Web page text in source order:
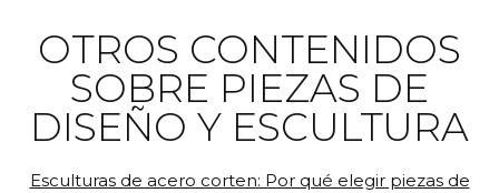
OTROS CONTENIDOS
SOBRE PIEZAS DE
DISEÑO Y ESCULTURA
Esculturas de acero corten: Por qué elegir piezas de